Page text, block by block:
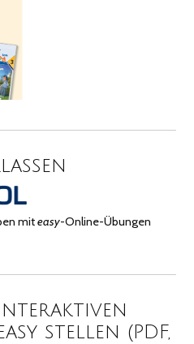
miteasy-Online-Übungen
stellen (PDF,